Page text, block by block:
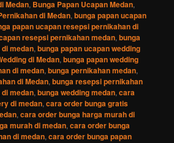
Medan, Bunga Papan Ucapan Medan,
di Medan,bunga papan ucapan
papan ucapan resepsi pernikahan di
resepsi pernikahan medan,bunga
medan,bunga papan ucapan wedding
di Medan,bunga papan wedding
di medan,bunga pernikahan medan,
di Medan,bunga resepsi pernikahan
medan,bunga wedding medan,cara
di medan,cara order bunga gratis
,cara order bunga harga murah di
murah di medan,cara order bunga
di medan,cara order bunga papan